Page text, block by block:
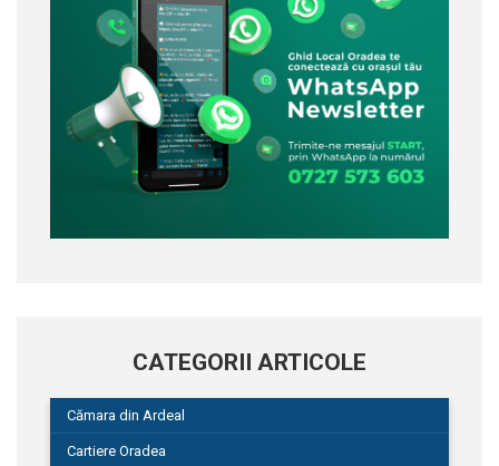
CATEGORII ARTICOLE
Cămara din Ardeal
Cartiere Oradea